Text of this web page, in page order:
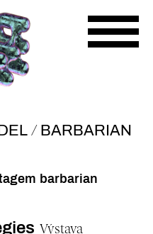
/ BARBARIAN
barbarian
Výstava